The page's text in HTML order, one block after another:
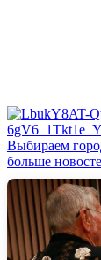
Выбираем
больше